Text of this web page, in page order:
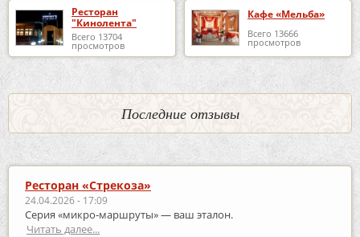
Ресторан
"Кинолента"
Всего 13704
просмотров
Кафе «Мельба»
Всего 13666
просмотров
Последние отзывы
Ресторан «Стрекоза»
24.04.2026 - 17:09
Серия «микро‑маршруты» — ваш эталон.
Читать далее...